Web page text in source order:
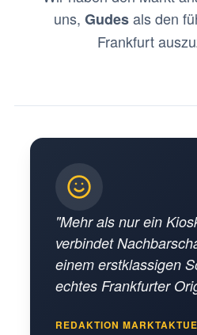
uns, Gudesals den
Frankfurt
"Mehr als nur ein
verbindet
einem erstklassigen
echtes Frankfurter
REDAKTION